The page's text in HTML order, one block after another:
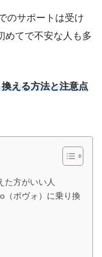
のサポートは受け
めてで不安な人も多
える方法と注意点
た方がいい人
（ポヴォ）に乗り換